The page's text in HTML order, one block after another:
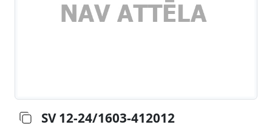
SV 12-24/1603-412012